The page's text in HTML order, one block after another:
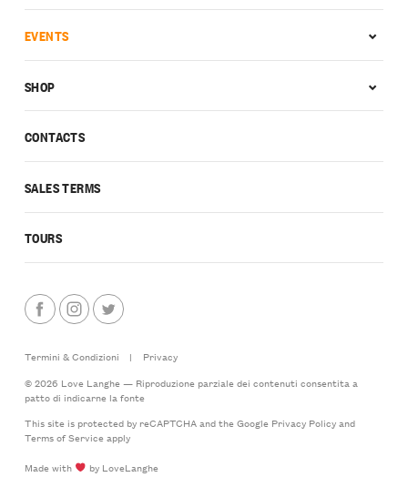
CONTACTS
SALES TERMS
TOURS
EVENTS
SHOP
Termini & Condizioni |
Privacy
© 2026 Love Langhe — Riproduzione parziale dei contenuti consentita a
patto di indicarne la fonte
This site is protected by reCAPTCHA and the Google Privacy Policyand
Terms of Serviceapply
Made with
by LoveLanghe